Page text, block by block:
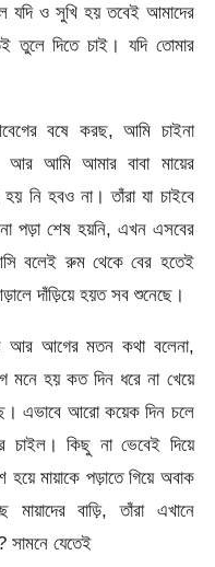
যদি ও সুখি হয় তবেই আমাদের
তুলে দিতে চাই। যদি তোমার
বষে করছ, আমি চাইনা
আমি আমার বাবা মায়ের
নি হবও না। তাঁরা যা চাইবে
পড়া শেষ হয়নি, এখন এসবের
বলেই রুম থেকে বের হতেই
দাঁড়িয়ে হয়ত সব শুনেছে।
আর আগের মতন কথা বলেনা,
মনে হয় কত দিন ধরে না খেয়ে
এভাবে আরো কয়েক দিন চলে
চাইল। কিছু না ভেবেই দিয়ে
মায়াকে পড়াতে গিয়ে অবাক
বাড়ি, তাঁরা এখানে
সামনে যেতেই